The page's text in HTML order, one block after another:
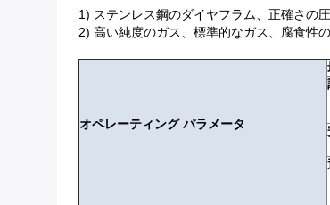
1) ステンレス鋼のダイヤフラム、正確さの
2) 高い純度のガス、標準的なガス、腐食性
オペレーティング パラメータ